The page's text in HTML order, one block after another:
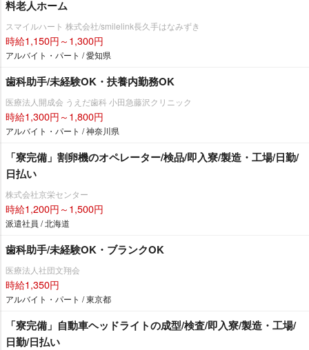
料老人ホーム
スマイルハート 株式会社/smilelink長久手はなみずき
時給1,150円～1,300円
アルバイト・パート / 愛知県
歯科助手/未経験OK・扶養内勤務OK
医療法人開成会 うえだ歯科 小田急藤沢クリニック
時給1,300円～1,800円
アルバイト・パート / 神奈川県
「寮完備」割卵機のオペレーター/検品/即入寮/製造・工場/日勤/
日払い
株式会社京栄センター
時給1,200円～1,500円
派遣社員 / 北海道
歯科助手/未経験OK・ブランクOK
医療法人社団文翔会
時給1,350円
アルバイト・パート / 東京都
「寮完備」自動車ヘッドライトの成型/検査/即入寮/製造・工場/
日勤/日払い